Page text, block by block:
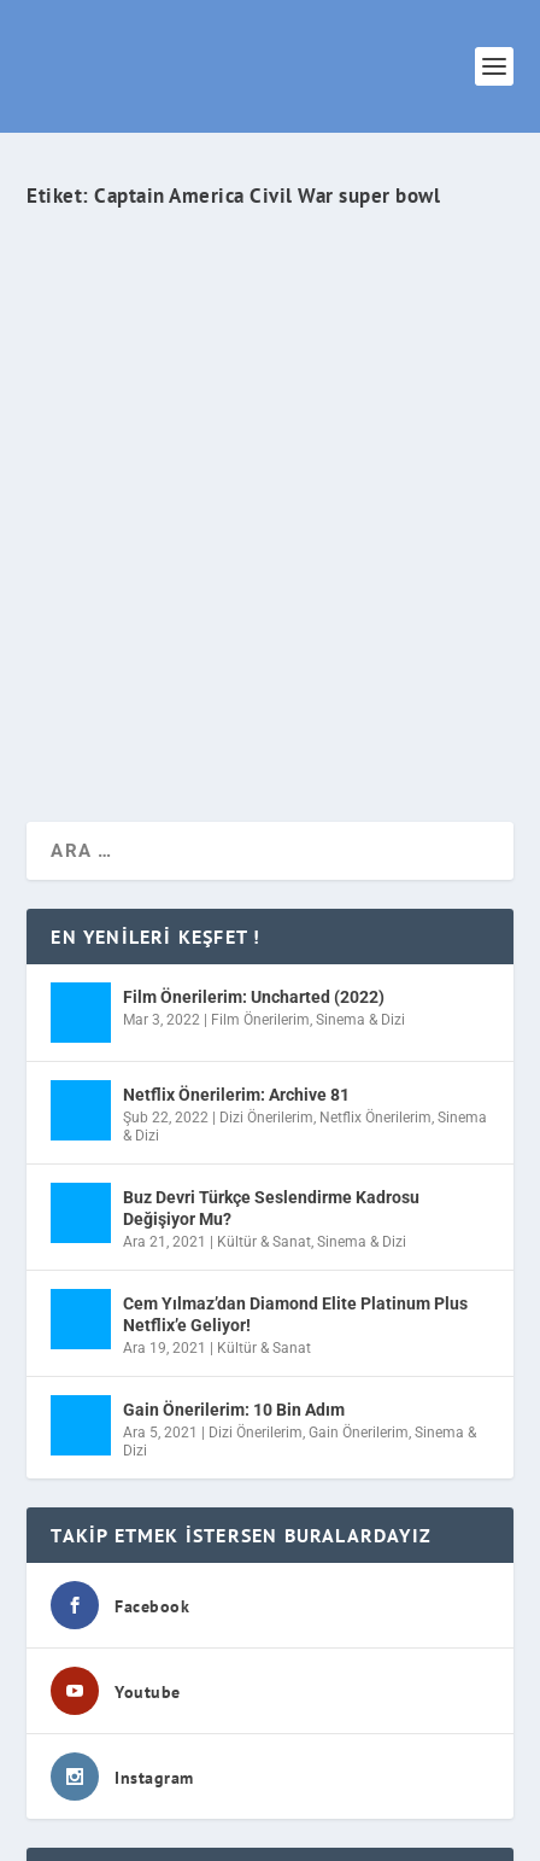
Etiket:Captain America Civil War super bowl
EN YENILERI KEŞFET !
Film Önerilerim: Uncharted (2022)
Mar 3, 2022 Film Önerilerim,Sinema & Dizi
Netflix Önerilerim: Archive 81
Şub 22, 2022 Dizi Önerilerim, Netflix Önerilerim,Sinema
& Dizi
Buz Devri Türkçe Seslendirme Kadrosu
Değişiyor Mu?
Ara 21, 2021 Kültür & Sanat,Sinema & Dizi
Cem Yılmaz’dan Diamond Elite Platinum Plus
Netflix’e Geliyor!
Ara 19, 2021 Kültür & Sanat
Gain Önerilerim: 10 Bin Adım
Ara 5, 2021 Dizi Önerilerim,Gain Önerilerim,Sinema &
Dizi
TAKIP ETMEK İSTERSEN BURALARDAYIZ
Facebook
Youtube
Instagram